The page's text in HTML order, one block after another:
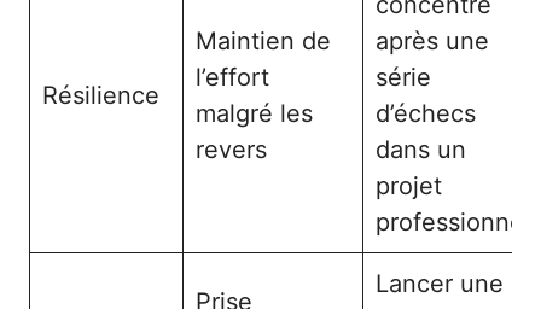
Résilience
Maintien de
l’effort
malgré les
revers
après une
série
d’échecs
dans un
projet
professionnel
Prise
Lancer une